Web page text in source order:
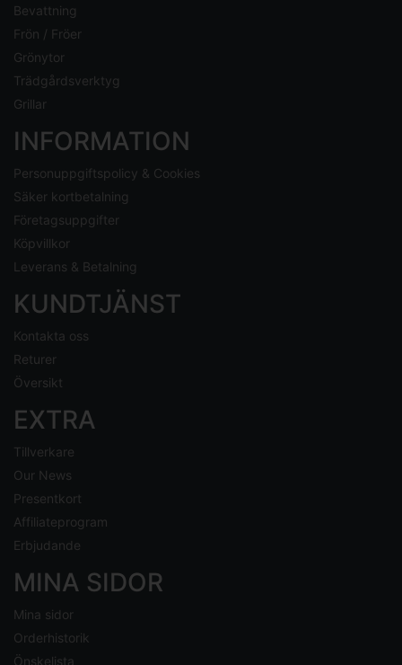
Bevattning
Frön / Fröer
Grönytor
Trädgårdsverktyg
Grillar
INFORMATION
Personuppgiftspolicy & Cookies
Säker kortbetalning
Företagsuppgifter
Köpvillkor
Leverans & Betalning
KUNDTJÄNST
Kontakta oss
Returer
Översikt
EXTRA
Tillverkare
Our News
Presentkort
Affiliateprogram
Erbjudande
MINA SIDOR
Mina sidor
Orderhistorik
Önskelista